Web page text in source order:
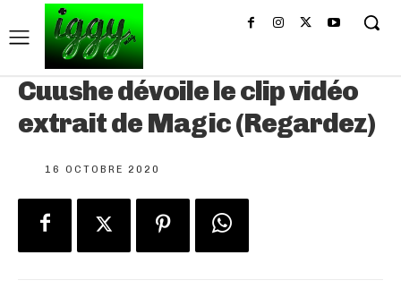
Cuushe dévoile le clip vidéo
extrait de Magic (Regardez)
16 OCTOBRE 2020